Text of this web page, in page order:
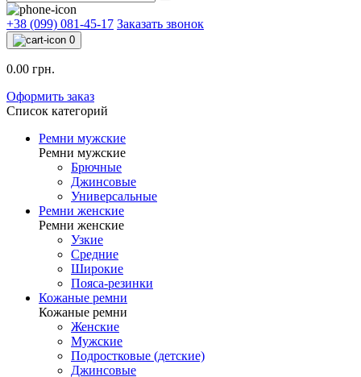
+38 (099) 081-45-17 Заказать звонок
0
0.00 грн.
Оформить заказ
Список категорий
Ремни мужские
Ремни мужские
Брючные
Джинсовые
Универсальные
Ремни женские
Ремни женские
Узкие
Средние
Широкие
Пояса-резинки
Кожаные ремни
Кожаные ремни
Женские
Мужские
Подростковые (детские)
Джинсовые